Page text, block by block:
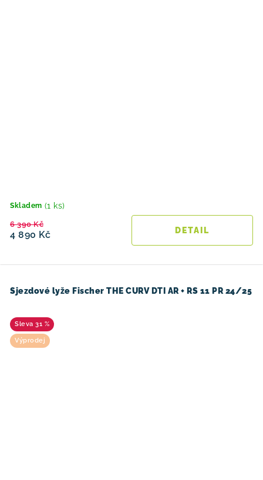
Skladem (1 ks)
4 890 Kč
6 390 Kč
Sjezdové lyže Fischer THE CURV DTI AR + RS 11 PR 24/25
31 %
Výprodej